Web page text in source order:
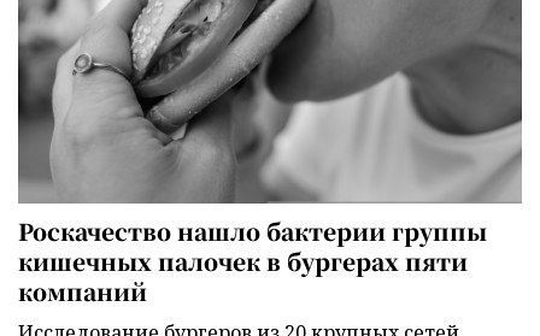
Роскачество нашло бактерии группы
кишечных палочек в бургерах пяти
компаний